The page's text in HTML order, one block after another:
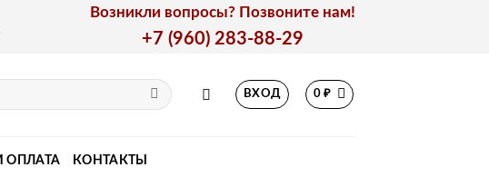
Возникли вопросы? Позвоните нам!
+7 (960) 283-88-29
ВХОД 0₽
ОПЛАТА КОНТАКТЫ